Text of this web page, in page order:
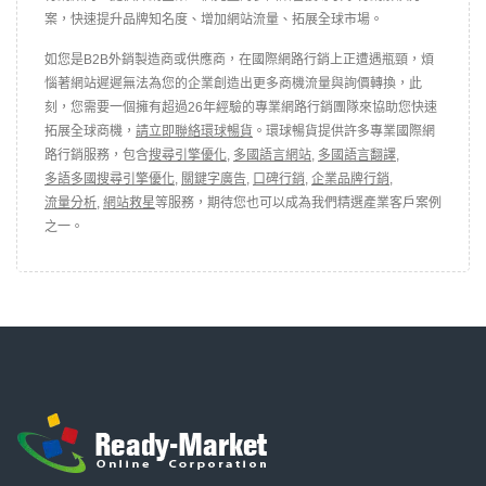
案，快速提升品牌知名度、增加網站流量、拓展全球市場。
如您是B2B外銷製造商或供應商，在國際網路行銷上正遭遇瓶頸，煩
惱著網站遲遲無法為您的企業創造出更多商機流量與詢價轉換，此
刻，您需要一個擁有超過26年經驗的專業網路行銷團隊來協助您快速
拓展全球商機， 請立即聯絡環球暢貨 。環球暢貨提供許多專業國際網
路行銷服務，包含搜尋引擎優化, 多國語言網站, 多國語言翻譯,
多語多國搜尋引擎優化, 關鍵字廣告, 口碑行銷, 企業品牌行銷,
流量分析, 網站救星等服務，期待您也可以成為我們精選產業客戶案例
之一。